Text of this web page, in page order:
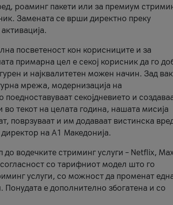
роаминг пакети или за премиум
Замената се врши директно преку
посветеност кон корисниците и за
примарна цел е секој корисник да го
и најквалитетен можен начин. Зад
мрежа, модернизација на
секојдневието и
текот на целата година, нашата мисија
поврзуваат и им додаваат вистинска
на А1 Македонија.
водечките стриминг услуги – Netflix,
со тарифниот модел што го
услуги, со можност да променат
Понудата е дополнително збогатена и со